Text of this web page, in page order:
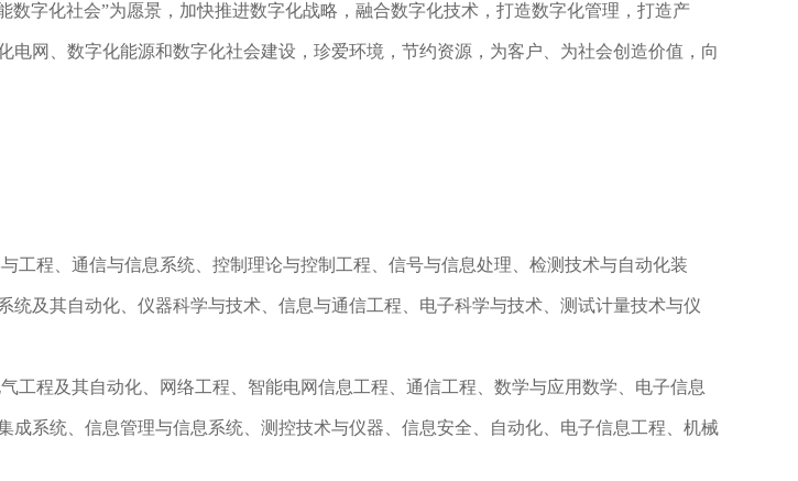
字化社会”为愿景，加快推进数字化战略，融合数字化技术，打造数字化管理，打造产
网、数字化能源和数字化社会建设，珍爱环境，节约资源，为客户、为社会创造价值，向
工程、通信与信息系统、控制理论与控制工程、信号与信息处理、检测技术与自动化装
及其自动化、仪器科学与技术、信息与通信工程、电子科学与技术、测试计量技术与仪
工程及其自动化、网络工程、智能电网信息工程、通信工程、数学与应用数学、电子信息
系统、信息管理与信息系统、测控技术与仪器、信息安全、自动化、电子信息工程、机械